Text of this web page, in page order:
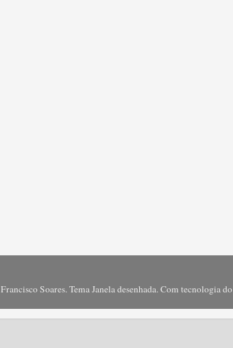
Francisco Soares. Tema Janela desenhada. Com tecnologia do